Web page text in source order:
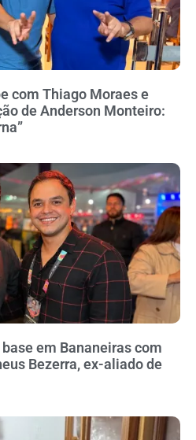
com Thiago Moraes e
de Anderson Monteiro:
em Bananeiras com
Bezerra, ex-aliado de